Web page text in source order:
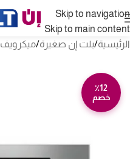
Skip to navigation
Skip to main content
الرئيسية/بلت إن صغيرة/ميكرويف
٪12
خصم